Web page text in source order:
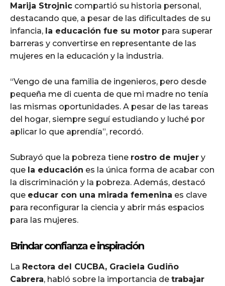
Marija Strojnic compartió su historia personal,
destacando que, a pesar de las dificultades de su
infancia, la educación fue su motor para superar
barreras y convertirse en representante de las
mujeres en la educación y la industria.
“Vengo de una familia de ingenieros, pero desde
pequeña me di cuenta de que mi madre no tenía
las mismas oportunidades. A pesar de las tareas
del hogar, siempre seguí estudiando y luché por
aplicar lo que aprendía”, recordó.
Subrayó que la pobreza tiene rostro de mujer y
que la educación es la única forma de acabar con
la discriminación y la pobreza. Además, destacó
que educar con una mirada femenina es clave
para reconfigurar la ciencia y abrir más espacios
para las mujeres.
Brindar confianza e inspiración
La Rectora del CUCBA, Graciela Gudiño
Cabrera, habló sobre la importancia de trabajar